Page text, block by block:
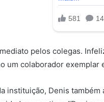
pelos colegas.
um colaborador exemplar
instituição, Denis